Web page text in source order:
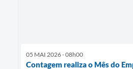
05 MAI 2026 - 08h00
Contagem realiza o Mês do